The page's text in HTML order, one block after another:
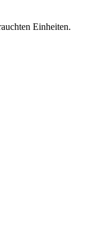
Einheiten.